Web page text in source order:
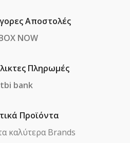
Αποστολές
NOW
Πληρωμές
tbi bank
Προϊόντα
καλύτερα Βrands